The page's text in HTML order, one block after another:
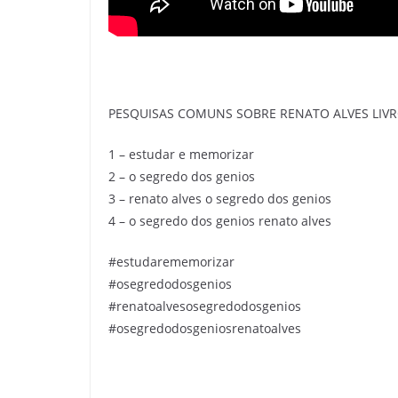
PESQUISAS COMUNS SOBRE RENATO ALVES
1 – estudar e memorizar
2 – o segredo dos genios
3 – renato alves o segredo dos genios
4 – o segredo dos genios renato alves
#estudarememorizar
#osegredodosgenios
#renatoalvesosegredodosgenios
#osegredodosgeniosrenatoalves